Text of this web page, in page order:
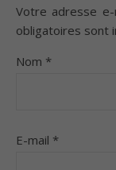
Votre adresse
obligatoires sont
Nom *
E-mail *